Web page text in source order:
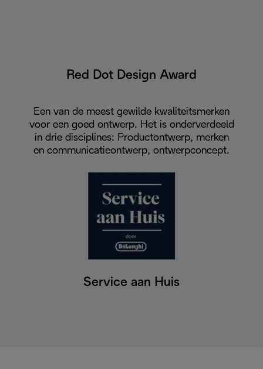
Red Dot Design Award
Een van de meest gewilde kwaliteitsmerken
voor een goed ontwerp. Het is onderverdeeld
in drie disciplines: Productontwerp, merken
en communicatieontwerp, ontwerpconcept.
Service aan Huis